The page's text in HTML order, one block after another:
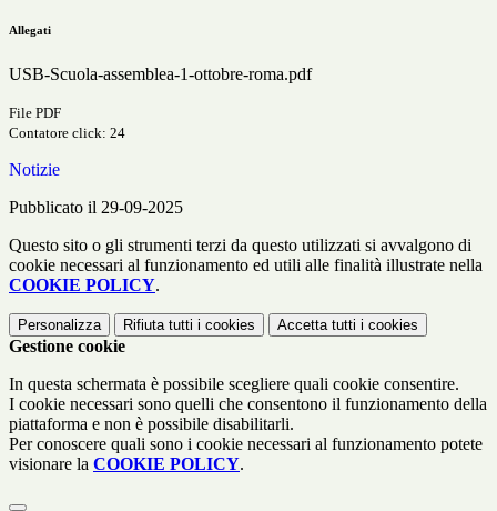
Allegati
USB-Scuola-assemblea-1-ottobre-roma.pdf
File PDF
Contatore click: 24
Notizie
Pubblicato il 29-09-2025
Questo sito o gli strumenti terzi da questo utilizzati si avvalgono di
cookie necessari al funzionamento ed utili alle finalità illustrate nella
COOKIE POLICY.
Personalizza Rifiuta tutti i cookies Accetta tutti i cookies
Gestione cookie
In questa schermata è possibile scegliere quali cookie consentire.
I cookie necessari sono quelli che consentono il funzionamento della
piattaforma e non è possibile disabilitarli.
Per conoscere quali sono i cookie necessari al funzionamento potete
visionare la COOKIE POLICY.